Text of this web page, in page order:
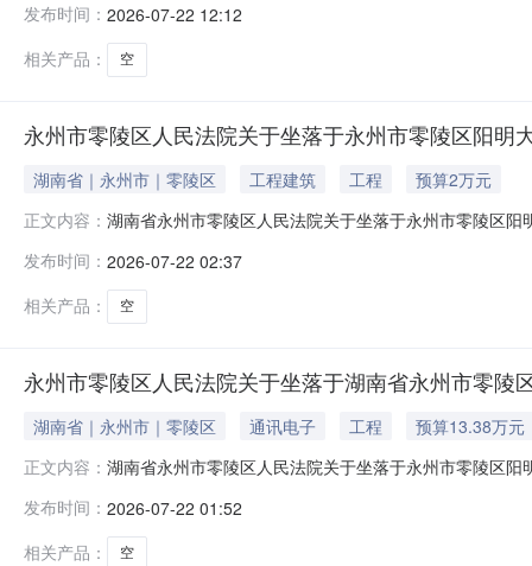
经营有限公司与被执行人湖南彩梦科技有限公司租赁合
机、SMT贴片
发布时间： 2026-07-22 12:12
相关产品：
空
永州市零陵区人民法院关于坐落于永州市零陵区阳
湖南省｜永州市｜零陵区 工程建筑 工程
预算2万元
正文内容： 湖南省永州市零陵区人民法院关于坐落于永州市零陵区
sf.taobao.com/483），现公告如下：一、变卖标的：关
夫妻共同名下坐落于永州市零陵
发布时间： 2026-07-22 02:37
相关产品：
空
永州市零陵区人民法院关于坐落于湖南省永州市零
湖南省｜永州市｜零陵区 通讯电子 工程
预算13.38万元
正文内容： 湖南省永州市零陵区人民法院关于坐落于永州市零陵区
sf.taobao.com/483），现公告如下：一、变卖标的：关
夫妻共同名下坐落于永州市
发布时间： 2026-07-22 01:52
相关产品：
空